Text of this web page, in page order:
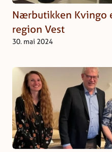
Nærbutikken Kvingo
region Vest
30. mai 2024